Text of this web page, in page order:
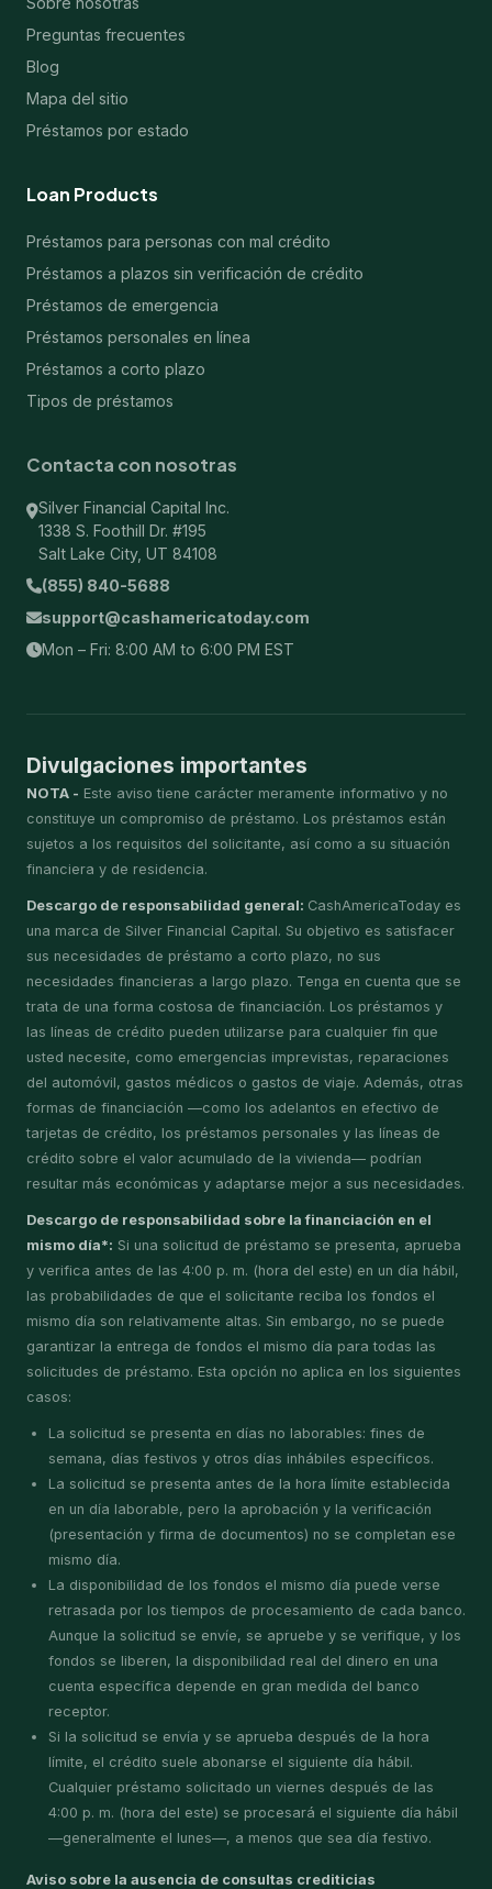
Preguntas frecuentes
Blog
Mapa del sitio
Préstamos por estado
Loan Products
Préstamos para personas con mal crédito
Préstamos a plazos sin verificación de crédito
Préstamos de emergencia
Préstamos personales en línea
Préstamos a corto plazo
Tipos de préstamos
Contacta con nosotras
Silver Financial Capital Inc.
1338 S. Foothill Dr. #195
Salt Lake City, UT 84108
(855) 840-5688
support@cashamericatoday.com
Mon – Fri: 8:00 AM to 6:00 PM EST
Divulgaciones importantes
NOTA - Este aviso tiene carácter meramente informativo y no
constituye un compromiso de préstamo. Los préstamos están
sujetos a los requisitos del solicitante, así como a su situación
financiera y de residencia.
Descargo de responsabilidad general: CashAmericaToday es
una marca de Silver Financial Capital. Su objetivo es satisfacer
sus necesidades de préstamo a corto plazo, no sus
necesidades financieras a largo plazo. Tenga en cuenta que se
trata de una forma costosa de financiación. Los préstamos y
las líneas de crédito pueden utilizarse para cualquier fin que
usted necesite, como emergencias imprevistas, reparaciones
del automóvil, gastos médicos o gastos de viaje. Además, otras
formas de financiación —como los adelantos en efectivo de
tarjetas de crédito, los préstamos personales y las líneas de
crédito sobre el valor acumulado de la vivienda— podrían
resultar más económicas y adaptarse mejor a sus necesidades.
Descargo de responsabilidad sobre la financiación en el
mismo día*: Si una solicitud de préstamo se presenta, aprueba
y verifica antes de las 4:00 p. m. (hora del este) en un día hábil,
las probabilidades de que el solicitante reciba los fondos el
mismo día son relativamente altas. Sin embargo, no se puede
garantizar la entrega de fondos el mismo día para todas las
solicitudes de préstamo. Esta opción no aplica en los siguientes
casos:
La solicitud se presenta en días no laborables: fines de
semana, días festivos y otros días inhábiles específicos.
La solicitud se presenta antes de la hora límite establecida
en un día laborable, pero la aprobación y la verificación
(presentación y firma de documentos) no se completan ese
mismo día.
La disponibilidad de los fondos el mismo día puede verse
retrasada por los tiempos de procesamiento de cada banco.
Aunque la solicitud se envíe, se apruebe y se verifique, y los
fondos se liberen, la disponibilidad real del dinero en una
cuenta específica depende en gran medida del banco
receptor.
Si la solicitud se envía y se aprueba después de la hora
límite, el crédito suele abonarse el siguiente día hábil.
Cualquier préstamo solicitado un viernes después de las
4:00 p. m. (hora del este) se procesará el siguiente día hábil
—generalmente el lunes—, a menos que sea día festivo.
Aviso sobre la ausencia de consultas crediticias